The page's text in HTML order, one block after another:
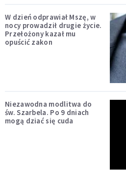
W dzień odprawiał Mszę, w
nocy prowadził drugie życie.
Przełożony kazał mu
opuścić zakon
Niezawodna modlitwa do
św. Szarbela. Po 9 dniach
mogą dziać się cuda